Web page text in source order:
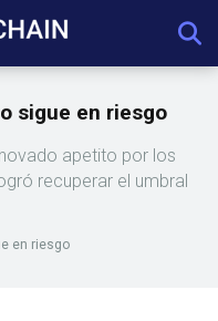
sigue en riesgo
apetito por los
recuperar el umbral
en riesgo